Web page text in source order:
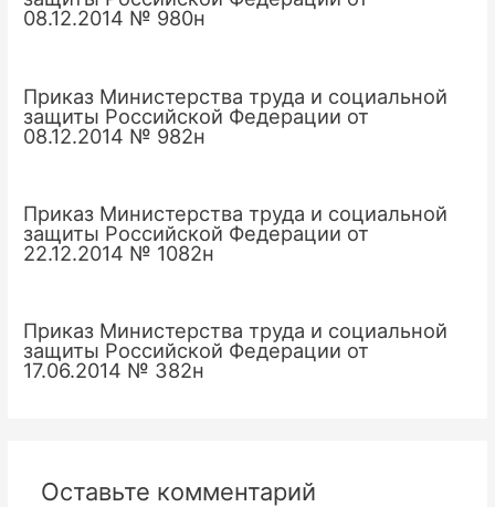
08.12.2014 № 980н
Приказ Министерства труда и социальной
защиты Российской Федерации от
08.12.2014 № 982н
Приказ Министерства труда и социальной
защиты Российской Федерации от
22.12.2014 № 1082н
Приказ Министерства труда и социальной
защиты Российской Федерации от
17.06.2014 № 382н
Оставьте комментарий